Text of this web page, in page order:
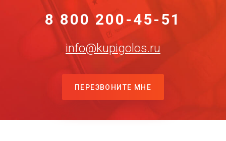
8 800 200-45-51
info@kupigolos.ru
ПЕРЕЗВОНИТЕ МНЕ